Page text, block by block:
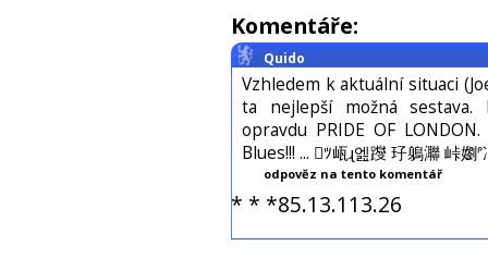
Komentáře:
Quido
Vzhledem k aktuální situaci
ta nejlepší možná
opravdu PRIDE OF
Blues!!! ... ﾂ㼘ɻ엞躞 㺭鵢㶌 峠
odpověz na tento komentář
* * *85.13.113.26